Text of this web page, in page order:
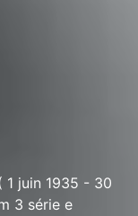
1 juin 1935 - 30
3 série e